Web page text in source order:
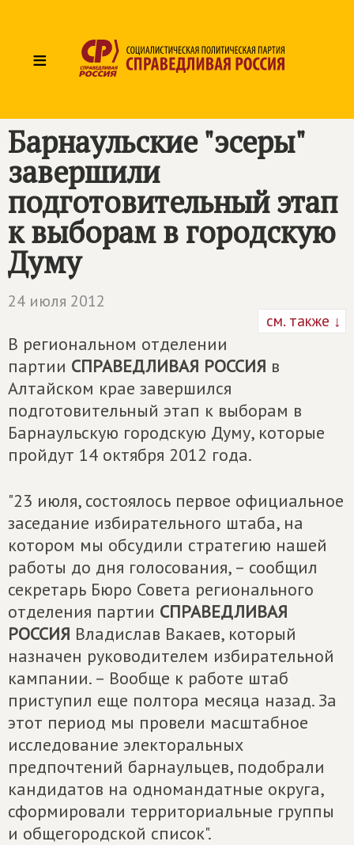
≡
Барнаульские "эсеры"
завершили
подготовительный этап
к выборам в городскую
Думу
24 июля 2012
см. также ↓
В региональном отделении
партии СПРАВЕДЛИВАЯ РОССИЯ в
Алтайском крае завершился
подготовительный этап к выборам в
Барнаульскую городскую Думу, которые
пройдут 14 октября 2012 года.
"23 июля, состоялось первое официальное
заседание избирательного штаба, на
котором мы обсудили стратегию нашей
работы до дня голосования, – сообщил
секретарь Бюро Совета регионального
отделения партии СПРАВЕДЛИВАЯ
РОССИЯ Владислав Вакаев, который
назначен руководителем избирательной
кампании. – Вообще к работе штаб
приступил еще полтора месяца назад. За
этот период мы провели масштабное
исследование электоральных
предпочтений барнаульцев, подобрали
кандидатов на одномандатные округа,
сформировали территориальные группы
и общегородской список".